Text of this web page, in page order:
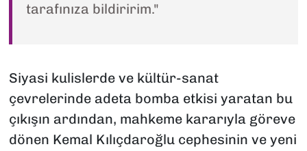
tarafınıza bildiririm."
Siyasi kulislerde ve kültür-sanat
çevrelerinde adeta bomba etkisi yaratan bu
çıkışın ardından, mahkeme kararıyla göreve
dönen Kemal Kılıçdaroğlu cephesinin ve yeni